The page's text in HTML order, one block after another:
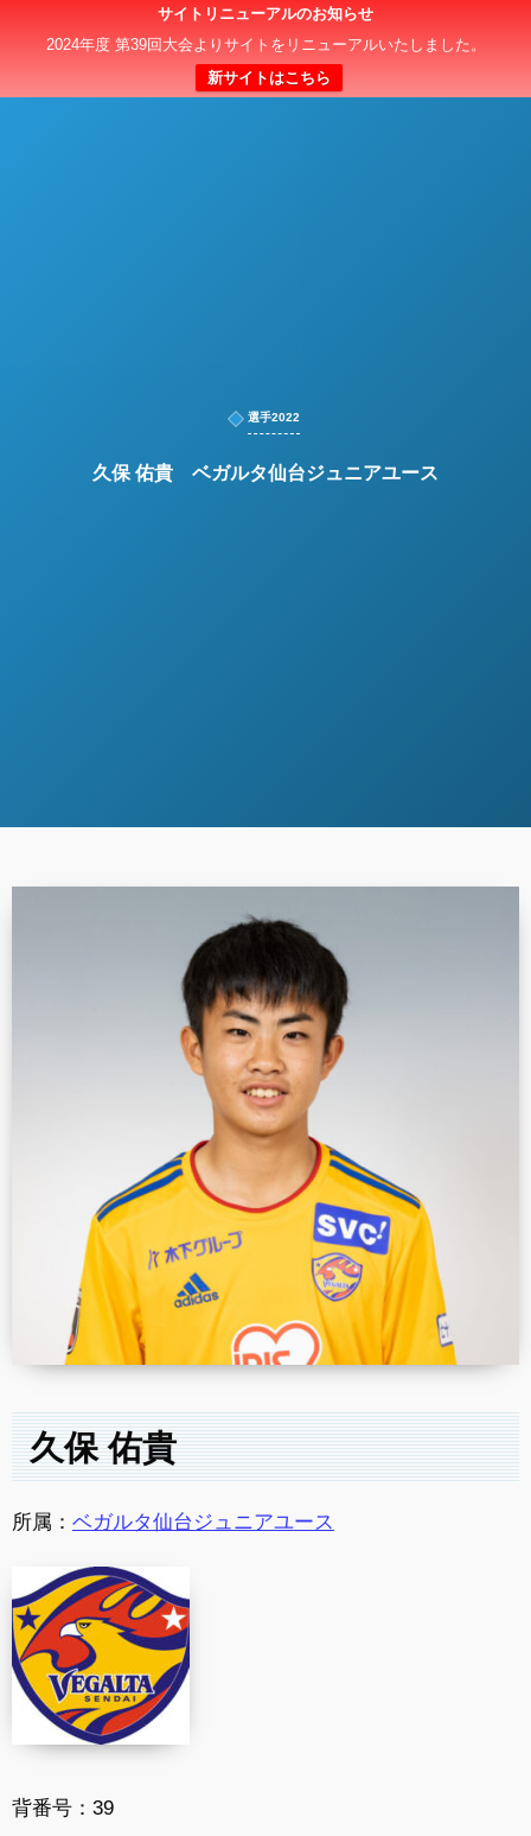
サイトリニューアルのお知らせ
2024年度 第39回大会よりサイトをリニューアルいたしました。
新サイトはこちら
日本クラブユースサッカー選手権（U-15）大会
選手2022
久保 佑貴 ベガルタ仙台ジュニアユース
久保 佑貴
所属： ベガルタ仙台ジュニアユース
背番号： 39